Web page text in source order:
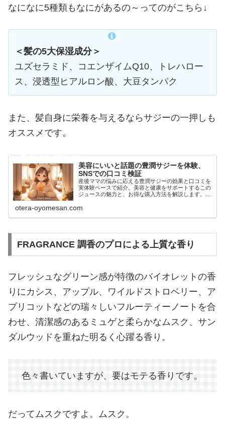
なになに5種類もなにがあるの～ってのがこちら↓
＜髪の5大保湿成分＞
ユズセラミド、コエンザイムQ10、トレハロー
ス、浸透型ヒアルロン酸、大豆タンパク
また、髪自身に栄養を与えるならサジーの一押しも
オススメです。
美容にいいと話題の豊潤サジーを体験、
SNSでの口コミ検証
産後ママの悩みに応える豊潤サジーの効果と口コミを
実体験ベースで紹介。美容と健康をサポートするこの
ジュースの魅力と、お得な購入方法を解説します。自
otera-oyomesan.com
FRAGRANCE 調香のプロによる上質な香り
フレッシュなグリーン感が特徴のバイオレットの香
りにカシス、アップル、ワイルドストロベリー、ア
プリコットなどの瑞々しいフルーティーノートを合
わせ、清潔感のあるミュゲと柔らかなムスク、サン
ダルウッドを重ねた明るく心躍る香り。
色々書いていますが、要はモテる香りです。
だってムスクですよ。ムスク。